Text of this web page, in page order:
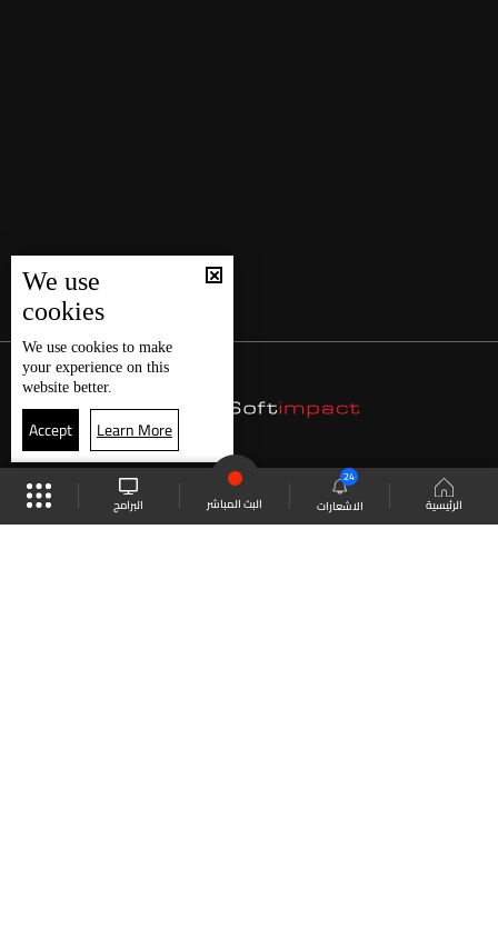
الرئيسية الاشعارات
24
البث المباشر البرامج
We use
cookies
We use cookies to make
your experience on this
website better.
Accept Learn More
موقع البرامج الجدول البث المباشر